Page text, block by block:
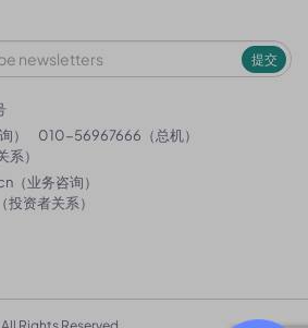
提交
）
010-56967666（总机）
）
（业务咨询）
（投资者关系）